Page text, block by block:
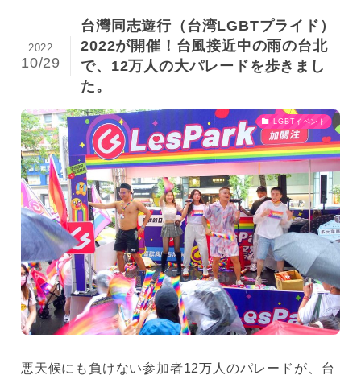
台灣同志遊行（台湾LGBTプライド）
2022が開催！台風接近中の雨の台北
で、12万人の大パレードを歩きまし
た。
2022
10/29
LGBTイベント
悪天候にも負けない参加者12万人のパレードが、台